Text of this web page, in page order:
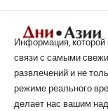
Информация, которой
связи с самыми
развлечений и не
режиме реального
делает нас вашим